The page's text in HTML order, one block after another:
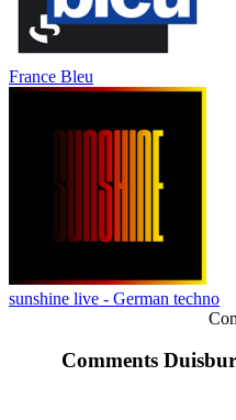
France Bleu
sunshine live - German techno
Comments